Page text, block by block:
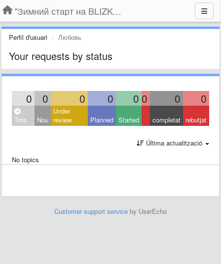
"Зимний старт на BLIZKO.ru". Конкурс компаний
Perfil d'usuari Любовь
Your requests by status
0 0 0 0 0 0 0 0
Tots Nou
Under
review
Planned Started completat rebutjat
Última actualització
No topics
Customer support service by UserEcho